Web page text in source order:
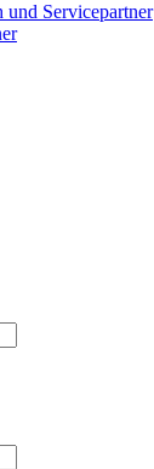
und Servicepartner